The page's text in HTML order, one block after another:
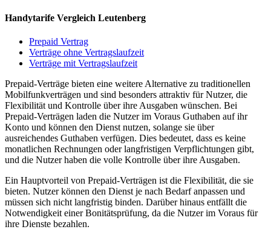
Handytarife Vergleich Leutenberg
Prepaid Vertrag
Verträge ohne Vertragslaufzeit
Verträge mit Vertragslaufzeit
Prepaid-Verträge bieten eine weitere Alternative zu traditionellen
Mobilfunkverträgen und sind besonders attraktiv für Nutzer, die
Flexibilität und Kontrolle über ihre Ausgaben wünschen. Bei
Prepaid-Verträgen laden die Nutzer im Voraus Guthaben auf ihr
Konto und können den Dienst nutzen, solange sie über
ausreichendes Guthaben verfügen. Dies bedeutet, dass es keine
monatlichen Rechnungen oder langfristigen Verpflichtungen gibt,
und die Nutzer haben die volle Kontrolle über ihre Ausgaben.
Ein Hauptvorteil von Prepaid-Verträgen ist die Flexibilität, die sie
bieten. Nutzer können den Dienst je nach Bedarf anpassen und
müssen sich nicht langfristig binden. Darüber hinaus entfällt die
Notwendigkeit einer Bonitätsprüfung, da die Nutzer im Voraus für
ihre Dienste bezahlen.